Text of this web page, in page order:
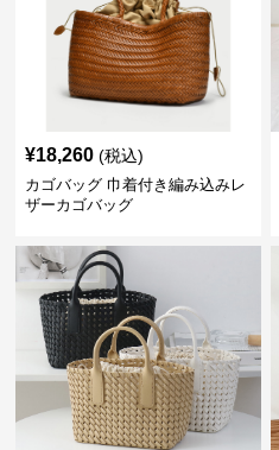
¥18,260 (税込)
カゴバッグ 巾着付き編み込みレ
ザーカゴバッグ